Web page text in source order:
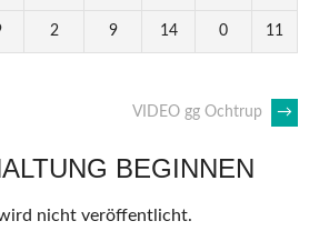
2 9 14 0 11
VIDEO gg Ochtrup →
BEGINNEN
nicht veröffentlicht.